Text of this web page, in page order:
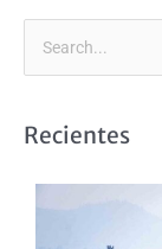
cRecientes